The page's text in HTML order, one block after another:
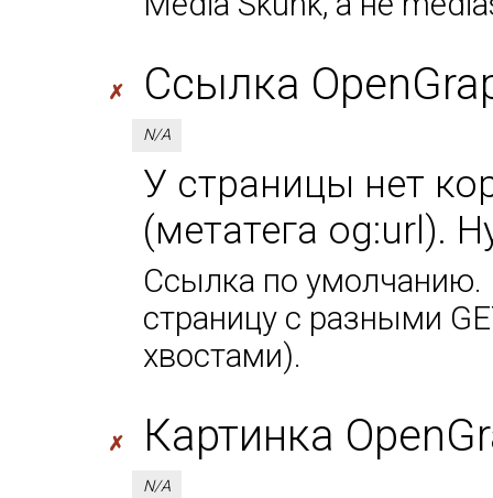
✗ Ссылка
N/A
У страницы нет
(метатега og:url).
Ссылка по умолчанию.
страницу с разными
хвостами).
✗ Картинка
N/A